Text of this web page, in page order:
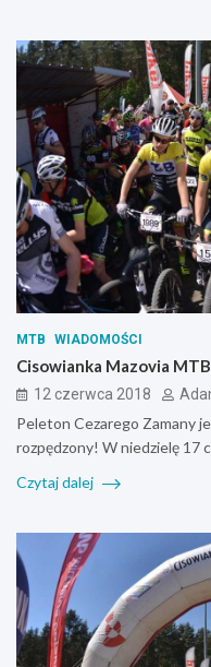
MTB WIADOMOŚCI
Cisowianka Mazovia
12 czerwca 2018
Peleton Cezarego Zamany
rozpędzony! W niedzielę 17
Czytaj dalej